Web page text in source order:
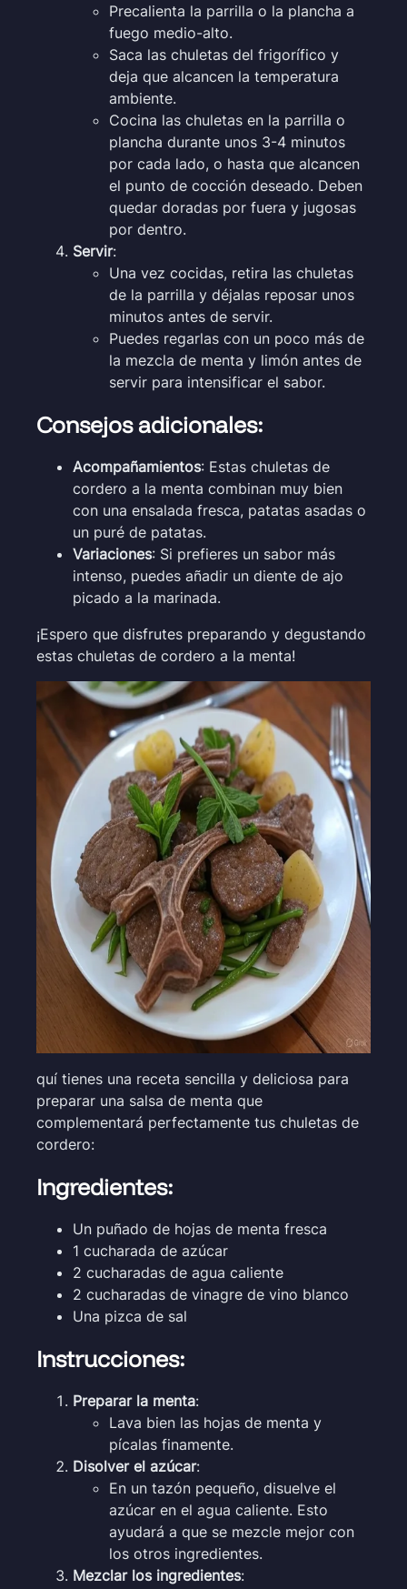
Precalienta la parrilla o la plancha a
fuego medio-alto.
Saca las chuletas del frigorífico y
deja que alcancen la temperatura
ambiente.
Cocina las chuletas en la parrilla o
plancha durante unos 3-4 minutos
por cada lado, o hasta que alcancen
el punto de cocción deseado. Deben
quedar doradas por fuera y jugosas
por dentro.
Servir:
Una vez cocidas, retira las chuletas
de la parrilla y déjalas reposar unos
minutos antes de servir.
Puedes regarlas con un poco más de
la mezcla de menta y limón antes de
servir para intensificar el sabor.
Consejos adicionales:
Acompañamientos: Estas chuletas de
cordero a la menta combinan muy bien
con una ensalada fresca, patatas asadas o
un puré de patatas.
Variaciones: Si prefieres un sabor más
intenso, puedes añadir un diente de ajo
picado a la marinada.
¡Espero que disfrutes preparando y degustando
estas chuletas de cordero a la menta!
quí tienes una receta sencilla y deliciosa para
preparar una salsa de menta que
complementará perfectamente tus chuletas de
cordero:
Ingredientes:
Un puñado de hojas de menta fresca
1 cucharada de azúcar
2 cucharadas de agua caliente
2 cucharadas de vinagre de vino blanco
Una pizca de sal
Instrucciones:
Preparar la menta:
Lava bien las hojas de menta y
pícalas finamente.
Disolver el azúcar:
En un tazón pequeño, disuelve el
azúcar en el agua caliente. Esto
ayudará a que se mezcle mejor con
los otros ingredientes.
Mezclar los ingredientes: